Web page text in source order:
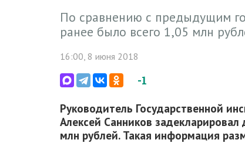
По сравнению с предыдущим
ранее было всего 1,05 млн
16:00, 8 июня 2018
-1
Руководитель Государственной
Алексей Санников
млн рублей. Такая информация